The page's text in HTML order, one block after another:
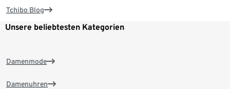
Tchibo Blog
Unsere beliebtesten Kategorien
Damenmode
Damenuhren